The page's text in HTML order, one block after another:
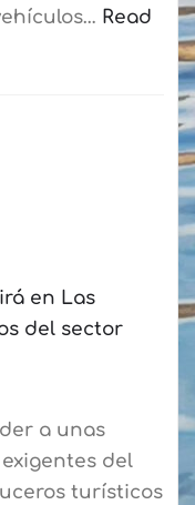
Read
en Las
del sector
a unas
del
turísticos